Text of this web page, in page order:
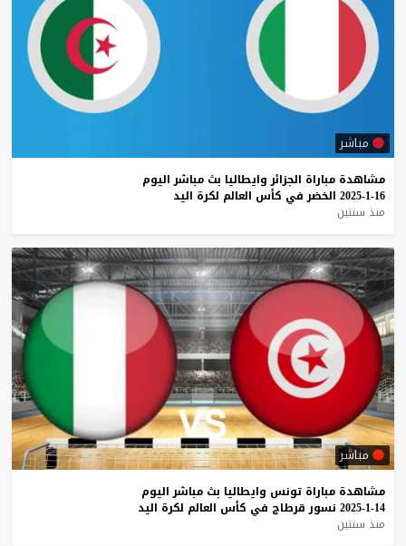
مباشر
مشاهدة مباراة الجزائر وايطاليا بث مباشر اليوم
16-1-2025
الخضر في كأس العالم لكرة اليد
منذ سنتين
مباشر
مشاهدة مباراة تونس وايطاليا بث مباشر اليوم
14-1-2025
نسور قرطاج في كأس العالم لكرة اليد
منذ سنتين